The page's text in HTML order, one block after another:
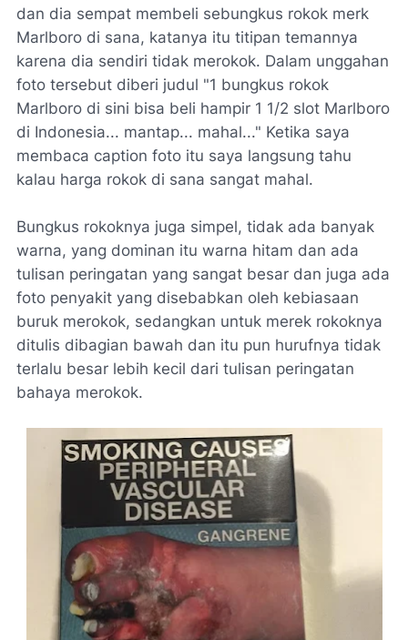
dan dia sempat membeli sebungkus rokok merk
Marlboro di sana, katanya itu titipan temannya
karena dia sendiri tidak merokok. Dalam unggahan
foto tersebut diberi judul "1 bungkus rokok
Marlboro di sini bisa beli hampir 1 1/2 slot Marlboro
di Indonesia... mantap... mahal..." Ketika saya
membaca caption foto itu saya langsung tahu
kalau harga rokok di sana sangat mahal.
Bungkus rokoknya juga simpel, tidak ada banyak
warna, yang dominan itu warna hitam dan ada
tulisan peringatan yang sangat besar dan juga ada
foto penyakit yang disebabkan oleh kebiasaan
buruk merokok, sedangkan untuk merek rokoknya
ditulis dibagian bawah dan itu pun hurufnya tidak
terlalu besar lebih kecil dari tulisan peringatan
bahaya merokok.